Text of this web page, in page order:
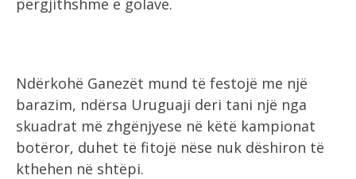
përgjithshme e golave.
Ndërkohë Ganezët mund të festojë me një
barazim, ndërsa Uruguaji deri tani një nga
skuadrat më zhgënjyese në këtë kampionat
botëror, duhet të fitojë nëse nuk dëshiron të
kthehen në shtëpi.